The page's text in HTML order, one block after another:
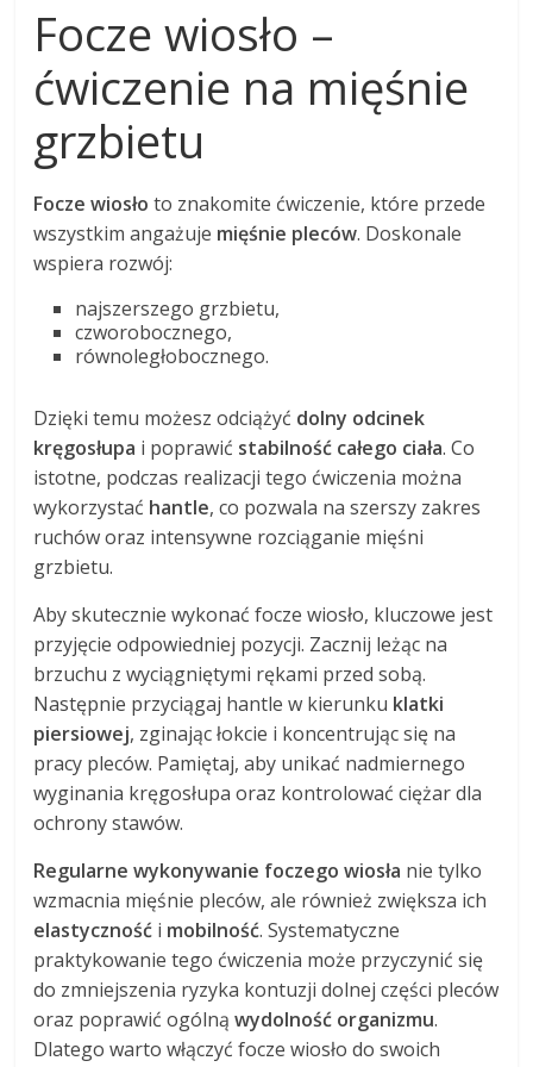
Focze wiosło –
ćwiczenie na mięśnie
grzbietu
Focze wiosło to znakomite ćwiczenie, które przede
wszystkim angażuje mięśnie pleców. Doskonale
wspiera rozwój:
najszerszego grzbietu,
czworobocznego,
równoległobocznego.
Dzięki temu możesz odciążyć dolny odcinek
kręgosłupa i poprawić stabilność całego ciała. Co
istotne, podczas realizacji tego ćwiczenia można
wykorzystać hantle, co pozwala na szerszy zakres
ruchów oraz intensywne rozciąganie mięśni
grzbietu.
Aby skutecznie wykonać focze wiosło, kluczowe jest
przyjęcie odpowiedniej pozycji. Zacznij leżąc na
brzuchu z wyciągniętymi rękami przed sobą.
Następnie przyciągaj hantle w kierunku klatki
piersiowej, zginając łokcie i koncentrując się na
pracy pleców. Pamiętaj, aby unikać nadmiernego
wyginania kręgosłupa oraz kontrolować ciężar dla
ochrony stawów.
Regularne wykonywanie foczego wiosła nie tylko
wzmacnia mięśnie pleców, ale również zwiększa ich
elastyczność i mobilność. Systematyczne
praktykowanie tego ćwiczenia może przyczynić się
do zmniejszenia ryzyka kontuzji dolnej części pleców
oraz poprawić ogólnąwydolność organizmu.
Dlatego warto włączyć focze wiosło do swoich